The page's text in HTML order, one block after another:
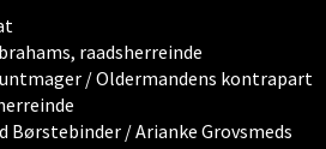
raadsherreinde
/ Oldermandens kontrapart
Børstebinder / Arianke Grovsmeds